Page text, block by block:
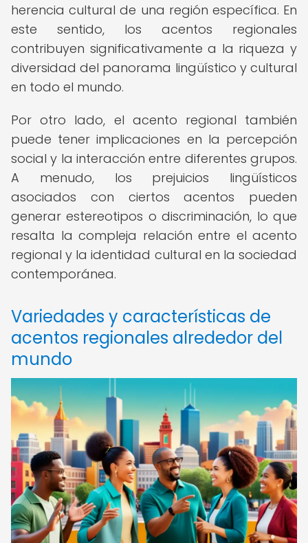
herencia cultural de una región específica. En
este sentido, los acentos regionales
contribuyen significativamente a la riqueza y
diversidad del panorama lingüístico y cultural
en todo el mundo.
Por otro lado, el acento regional también
puede tener implicaciones en la percepción
social y la interacción entre diferentes grupos.
A menudo, los prejuicios lingüísticos
asociados con ciertos acentos pueden
generar estereotipos o discriminación, lo que
resalta la compleja relación entre el acento
regional y la identidad cultural en la sociedad
contemporánea.
Variedades y características de
acentos regionales alrededor del
mundo